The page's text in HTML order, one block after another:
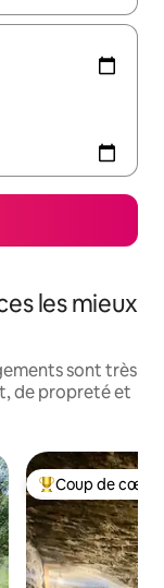
les mieux
sont très
de propreté et
Coups de cœur
Coup de cœur